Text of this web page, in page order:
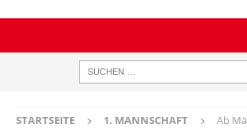
STARTSEITE 1. MANNSCHAFT
Ab